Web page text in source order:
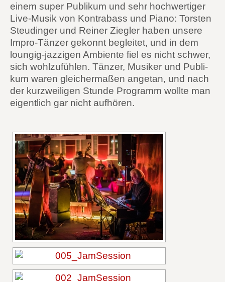
einem super Publi­kum und sehr hoch­wer­ti­ger
Live-Musik von Kon­tra­bass und Pia­no: Tors­ten
Steu­din­ger und Rei­ner Zieg­ler haben unse­re
Impro-Tän­zer gekonnt beglei­tet, und in dem
loung­ig-jaz­zi­gen Ambi­en­te fiel es nicht schwer,
sich wohl­zu­füh­len. Tän­zer, Musi­ker und Publi­
kum waren glei­cher­ma­ßen ange­tan, und nach
der kurz­wei­li­gen Stun­de Pro­gramm woll­te man
eigent­lich gar nicht aufhören.